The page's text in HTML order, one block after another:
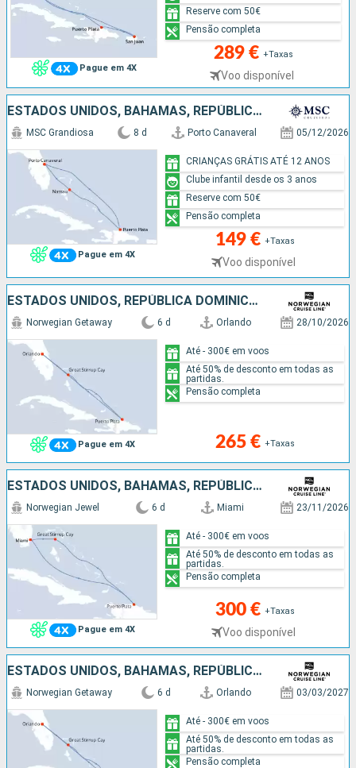
Pague em 4X
289 € +Taxas
Voo disponível
Reserve com 50€
Pensão completa
ESTADOS UNIDOS, BAHAMAS, REPÚBLICA DOMINICANA
Pague em 4X
MSC Grandiosa 8 d Porto Canaveral 05/12/2026
149 € +Taxas
Voo disponível
CRIANÇAS GRÁTIS ATÉ 12 ANOS
Clube infantil desde os 3 anos
Reserve com 50€
Pensão completa
ESTADOS UNIDOS, REPÚBLICA DOMINICANA, BAHAMAS
Pague em 4X
Norwegian Getaway 6 d Orlando 28/10/2026
265 € +Taxas
Até - 300€ em voos
Até 50% de desconto em todas as
partidas.
Pensão completa
ESTADOS UNIDOS, BAHAMAS, REPÚBLICA DOMINICANA
Pague em 4X
Norwegian Jewel 6 d Miami 23/11/2026
300 € +Taxas
Voo disponível
Até - 300€ em voos
Até 50% de desconto em todas as
partidas.
Pensão completa
ESTADOS UNIDOS, BAHAMAS, REPÚBLICA DOMINICANA
Norwegian Getaway 6 d Orlando 03/03/2027
Até - 300€ em voos
Até 50% de desconto em todas as
partidas.
Pensão completa